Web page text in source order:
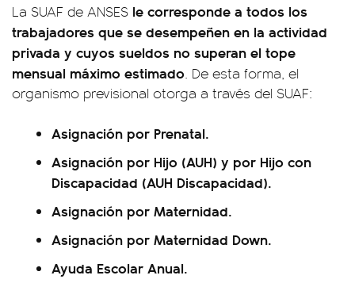
La SUAF de ANSES le corresponde a todos los
trabajadores que se desempeñen en la actividad
privada y cuyos sueldos no superan el tope
mensual máximo estimado. De esta forma, el
organismo previsional otorga a través del SUAF:
Asignación por Prenatal.
Asignación por Hijo (AUH) y por Hijo con
Discapacidad (AUH Discapacidad).
Asignación por Maternidad.
Asignación por Maternidad Down.
Ayuda Escolar Anual.